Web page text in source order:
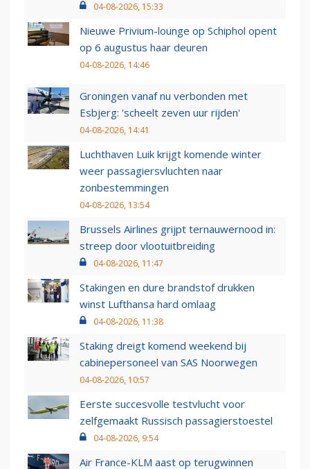
04-08-2026, 15:33
Nieuwe Privium-lounge op Schiphol opent
op 6 augustus haar deuren
04-08-2026, 14:46
Groningen vanaf nu verbonden met
Esbjerg: 'scheelt zeven uur rijden'
04-08-2026, 14:41
Luchthaven Luik krijgt komende winter
weer passagiersvluchten naar
zonbestemmingen
04-08-2026, 13:54
Brussels Airlines grijpt ternauwernood in:
streep door vlootuitbreiding
04-08-2026, 11:47
Stakingen en dure brandstof drukken
winst Lufthansa hard omlaag
04-08-2026, 11:38
Staking dreigt komend weekend bij
cabinepersoneel van SAS Noorwegen
04-08-2026, 10:57
Eerste succesvolle testvlucht voor
zelfgemaakt Russisch passagierstoestel
04-08-2026, 9:54
Air France-KLM aast op terugwinnen